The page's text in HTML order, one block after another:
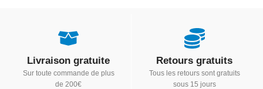
Livraison gratuite
Sur toute commande de plus
de 200€
Retours gratuits
Tous les retours sont gratuits
sous 15 jours